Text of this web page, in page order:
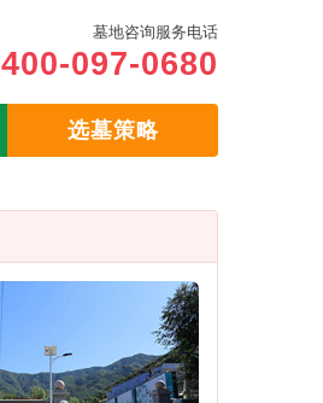
墓地咨询服务电话
400-097-0680
选墓策略